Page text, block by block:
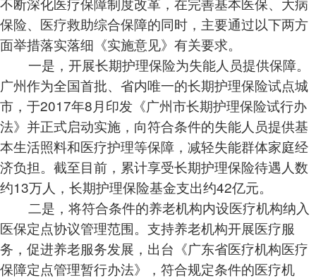
保险、医疗救助综合保障的同时，主要通过以下两方
面举措落实落细《实施意见》有关要求。
一是，开展长期护理保险为失能人员提供保障。
广州作为全国首批、省内唯一的长期护理保险试点城
市，于2017年8月印发《广州市长期护理保险试行办
法》并正式启动实施，向符合条件的失能人员提供基
本生活照料和医疗护理等保障，减轻失能群体家庭经
济负担。截至目前，累计享受长期护理保险待遇人数
约13万人，长期护理保险基金支出约42亿元。
二是，将符合条件的养老机构内设医疗机构纳入
医保定点协议管理范围。支持养老机构开展医疗服
务，促进养老服务发展，出台《广东省医疗机构医疗
保障定点管理暂行办法》，符合规定条件的医疗机